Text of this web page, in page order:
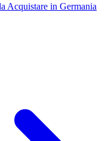
Acquistare in Germania